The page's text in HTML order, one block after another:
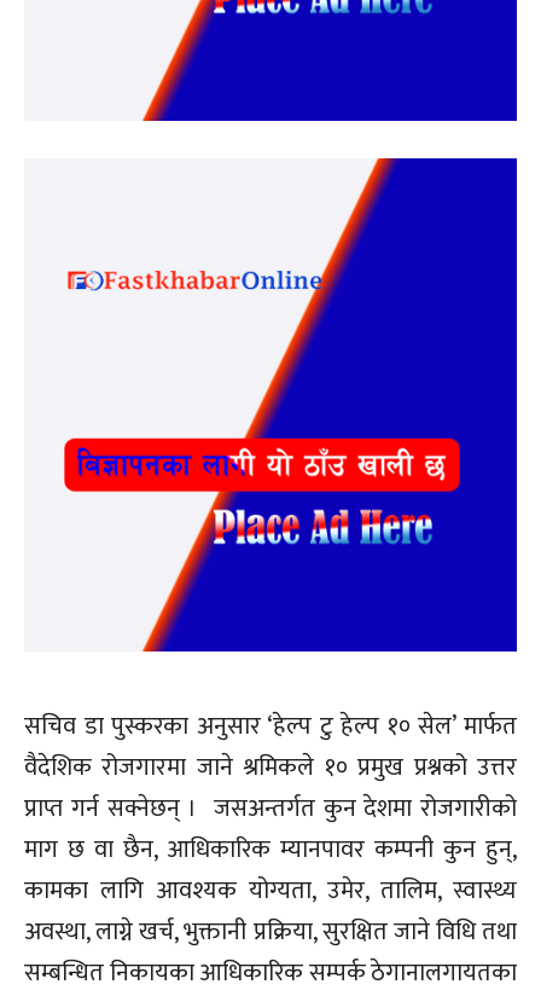
सचिव डा पुस्करका अनुसार ‘हेल्प टु हेल्प १० सेल’ मार्फत
वैदेशिक रोजगारमा जाने श्रमिकले १० प्रमुख प्रश्नको उत्तर
प्राप्त गर्न सक्नेछन् । जसअन्तर्गत कुन देशमा रोजगारीको
माग छ वा छैन, आधिकारिक म्यानपावर कम्पनी कुन हुन्,
कामका लागि आवश्यक योग्यता, उमेर, तालिम, स्वास्थ्य
अवस्था, लाग्ने खर्च, भुक्तानी प्रक्रिया, सुरक्षित जाने विधि तथा
सम्बन्धित निकायका आधिकारिक सम्पर्क ठेगानालगायतका